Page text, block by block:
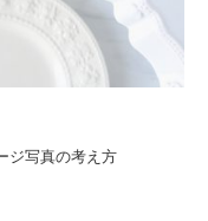
ジ写真の考え方